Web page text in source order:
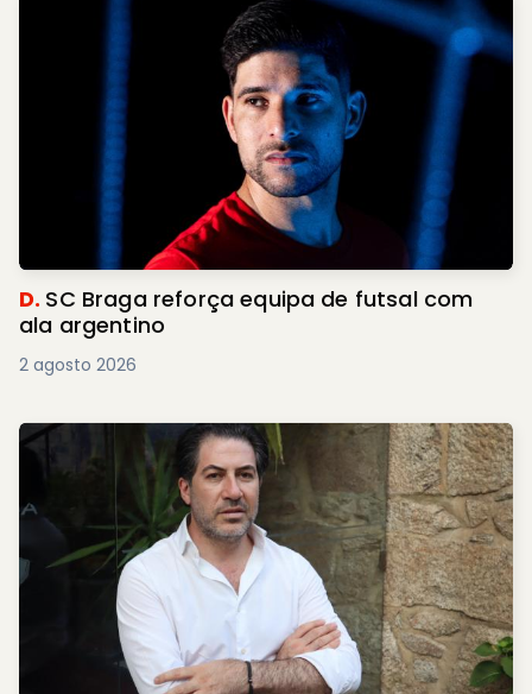
D. SC Braga reforça equipa de futsal com
ala argentino
2 agosto 2026